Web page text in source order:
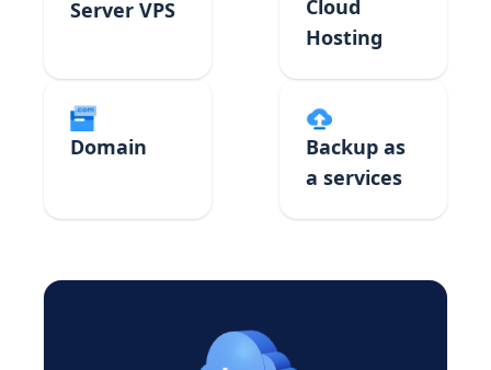
Server VPS
Cloud
Hosting
Domain
Backup as
a services